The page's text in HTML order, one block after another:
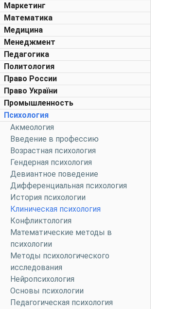
Маркетинг
Математика
Медицина
Менеджмент
Педагогика
Политология
Право России
Право України
Промышленность
Психология
Акмеология
Введение в профессию
Возрастная психология
Гендерная психология
Девиантное поведение
Дифференциальная психология
История психологии
Клиническая психология
Конфликтология
Математические методы в
психологии
Методы психологического
исследования
Нейропсихология
Основы психологии
Педагогическая психология